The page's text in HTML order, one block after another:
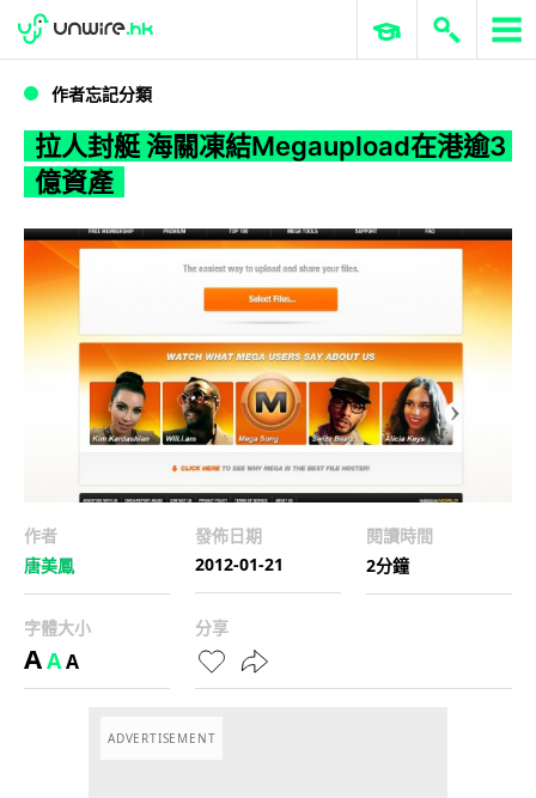
WWDC 2026 ERP 與商業 AI
作者忘記分類
拉人封艇 海關凍結Megaupload在港逾3
億資產
作者
唐美鳳
發佈日期
2012-01-21
閱讀時間
2分鐘
字體大小
AAA
分享
ADVERTISEMENT